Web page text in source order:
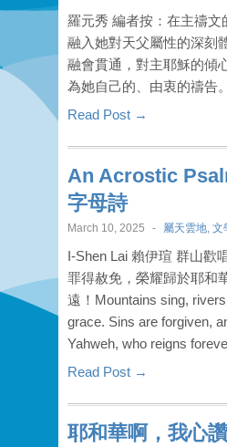
羅元秀 編者按：在主禱文
融入她對天父屬性的深刻
融會貫通，對主耶穌的傾
為她自己的、由衷的禱告。
Read Post →
An Acrostic
字母詩
March 10, 2025 - 屬天雲地 文
I-Shen Lai 賴伊瑄 群山歡
罪得赦免，榮耀歸於耶和
遠！Mountains sing,
grace. Sins are forgiven,
Yahweh, who reigns
Read Post →
耶和華啊，我心